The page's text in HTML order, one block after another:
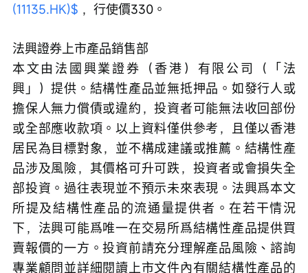
(11135.HK)$ ，行使價330。
法興證券上市產品銷售部
本文由法國興業證券（香港）有限公司（「法
興」）提供。結構性產品並無抵押品。如發行人或
擔保人無力償債或違約，投資者可能無法收回部份
或全部應收款項。以上資料僅供參考，且僅以香港
居民為目標對象，並不構成建議或推薦。結構性產
品涉及風險，其價格可升可跌，投資者或會損失全
部投資。過往表現並不預示未來表現。法興爲本文
所提及結構性產品的流通量提供者。在若干情況
下，法興可能爲唯一在交易所爲結構性產品提供買
賣報價的一方。投資前請充分理解產品風險、諮詢
專業顧問並詳細閱讀上市文件內有關結構性產品的